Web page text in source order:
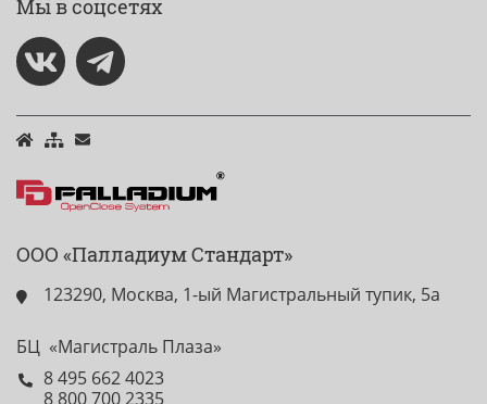
Мы в соцсетях
ООО «Палладиум Стандарт»
123290, Москва, 1-ый Магистральный тупик, 5а
БЦ «Магистраль Плаза»
8 495 662 4023
8 800 700 2335